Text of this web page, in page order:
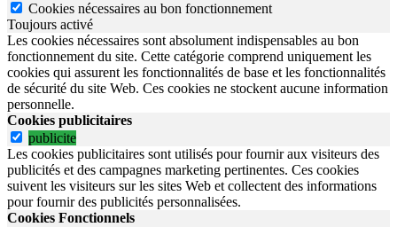
Cookies nécessaires au bon fonctionnement
Toujours activé
Les cookies nécessaires sont absolument indispensables au bon
fonctionnement du site. Cette catégorie comprend uniquement les
cookies qui assurent les fonctionnalités de base et les fonctionnalités
de sécurité du site Web. Ces cookies ne stockent aucune information
personnelle.
Cookies publicitaires
publicite
Les cookies publicitaires sont utilisés pour fournir aux visiteurs des
publicités et des campagnes marketing pertinentes. Ces cookies
suivent les visiteurs sur les sites Web et collectent des informations
pour fournir des publicités personnalisées.
Cookies Fonctionnels